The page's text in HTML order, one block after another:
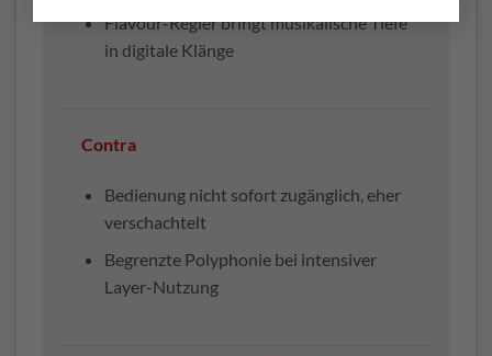
Flavour-Regler bringt musikalische Tiefe
in digitale Klänge
Contra
Bedienung nicht sofort zugänglich, eher
verschachtelt
Begrenzte Polyphonie bei intensiver
Layer-Nutzung